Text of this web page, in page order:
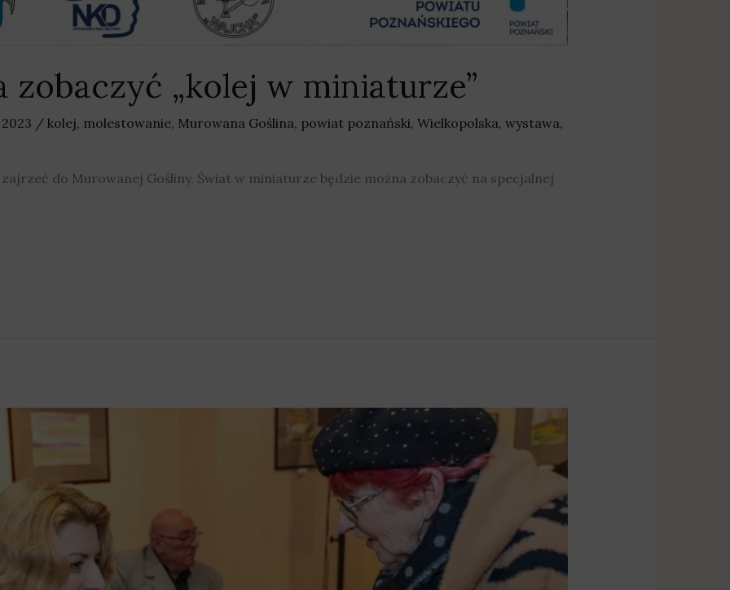
zobaczyć „kolej w miniaturze”
/ kolej, molestowanie, Murowana Goślina, powiat poznański, Wielkopolska, wystawa,
do Murowanej Gośliny. Świat w miniaturze będzie można zobaczyć na specjalnej